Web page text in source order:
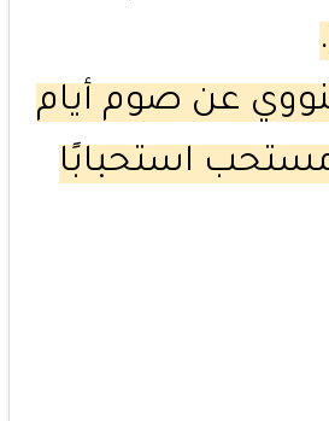
عن صوم أيام
استحبابًا